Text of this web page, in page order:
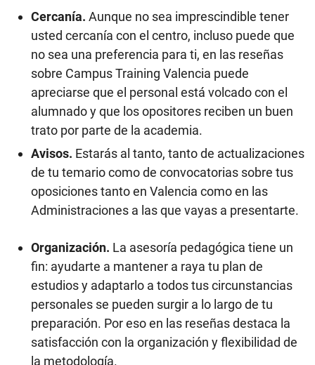
Cercanía. Aunque no sea imprescindible tener
usted cercanía con el centro, incluso puede que
no sea una preferencia para ti, en las reseñas
sobre Campus Training Valencia puede
apreciarse que el personal está volcado con el
alumnado y que los opositores reciben un buen
trato por parte de la academia.
Avisos. Estarás al tanto, tanto de actualizaciones
de tu temario como de convocatorias sobre tus
oposiciones tanto en Valencia como en las
Administraciones a las que vayas a presentarte.
Organización. La asesoría pedagógica tiene un
fin: ayudarte a mantener a raya tu plan de
estudios y adaptarlo a todos tus circunstancias
personales se pueden surgir a lo largo de tu
preparación. Por eso en las reseñas destaca la
satisfacción con la organización y flexibilidad de
la metodología.